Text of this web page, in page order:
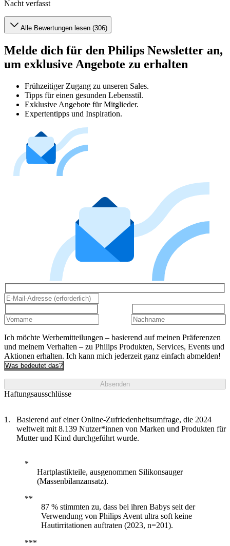
Nacht verfasst
Alle Bewertungen lesen (306)
Melde dich für den Philips Newsletter an,
um exklusive Angebote zu erhalten
Frühzeitiger Zugang zu unseren Sales.
Tipps für einen gesunden Lebensstil.
Exklusive Angebote für Mitglieder.
Expertentipps und Inspiration.
Ich möchte Werbemitteilungen – basierend auf meinen Präferenzen
und meinem Verhalten – zu Philips Produkten, Services, Events und
Aktionen erhalten. Ich kann mich jederzeit ganz einfach abmelden!
Was bedeutet das?
Absenden
Haftungsausschlüsse
Basierend auf einer Online-Zufriedenheitsumfrage, die 2024
weltweit mit 8.139 Nutzer*innen von Marken und Produkten für
Mutter und Kind durchgeführt wurde.
Hartplastikteile, ausgenommen Silikonsauger
(Massenbilanzansatz).
87 % stimmten zu, dass bei ihren Babys seit der
Verwendung von Philips Avent ultra soft keine
Hautirritationen auftraten (2023, n=201).